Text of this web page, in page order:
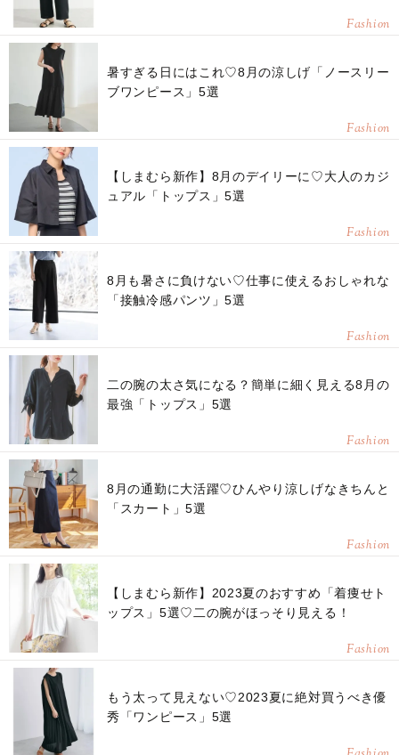
Fashion
暑すぎる日にはこれ♡8月の涼しげ「ノースリー
ブワンピース」5選
Fashion
【しまむら新作】8月のデイリーに♡大人のカジ
ュアル「トップス」5選
Fashion
8月も暑さに負けない♡仕事に使えるおしゃれな
「接触冷感パンツ」5選
Fashion
二の腕の太さ気になる？簡単に細く見える8月の
最強「トップス」5選
Fashion
8月の通勤に大活躍♡ひんやり涼しげなきちんと
「スカート」5選
Fashion
【しまむら新作】2023夏のおすすめ「着痩せト
ップス」5選♡二の腕がほっそり見える！
Fashion
もう太って見えない♡2023夏に絶対買うべき優
秀「ワンピース」5選